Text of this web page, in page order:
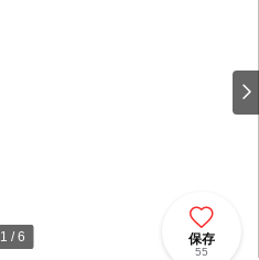
1 / 6 保存
55